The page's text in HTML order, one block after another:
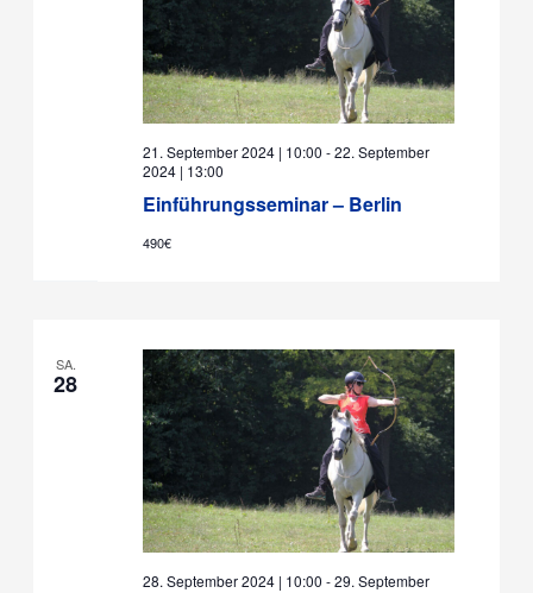
Einführungsseminar – Berlin
21. September 2024 | 10:00 -22. September
2024 | 13:00
490€
SA.
28
28. September 2024 | 10:00 -29. September